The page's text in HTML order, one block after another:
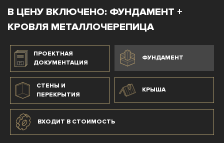
В ЦЕНУ ВКЛЮЧЕНО: ФУНДАМЕНТ +
КРОВЛЯ МЕТАЛЛОЧЕРЕПИЦА
ПРОЕКТНАЯ
ДОКУМЕНТАЦИЯ
ФУНДАМЕНТ
СТЕНЫ И
ПЕРЕКРЫТИЯ
КРЫША
ВХОДИТ В СТОИМОСТЬ